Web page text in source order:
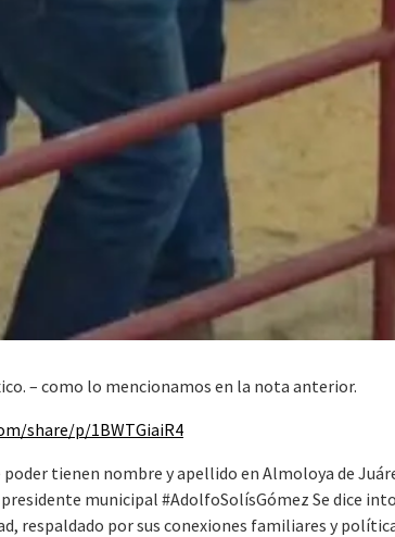
– como lo mencionamos en la nota anterior.
share/p/1BWTGiaiR4
poder tienen nombre y apellido en Almoloya de
municipal #AdolfoSolísGómez Se dice
respaldado por sus conexiones familiares y